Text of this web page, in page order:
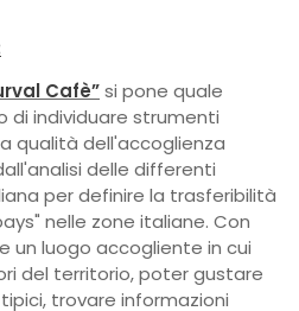
Cafè”si pone quale
di individuare strumenti
qualità dell'accoglienza
delle differenti
per definire la trasferibilità
nelle zone italiane. Con
un luogo accogliente in cui
del territorio, poter gustare
trovare informazioni